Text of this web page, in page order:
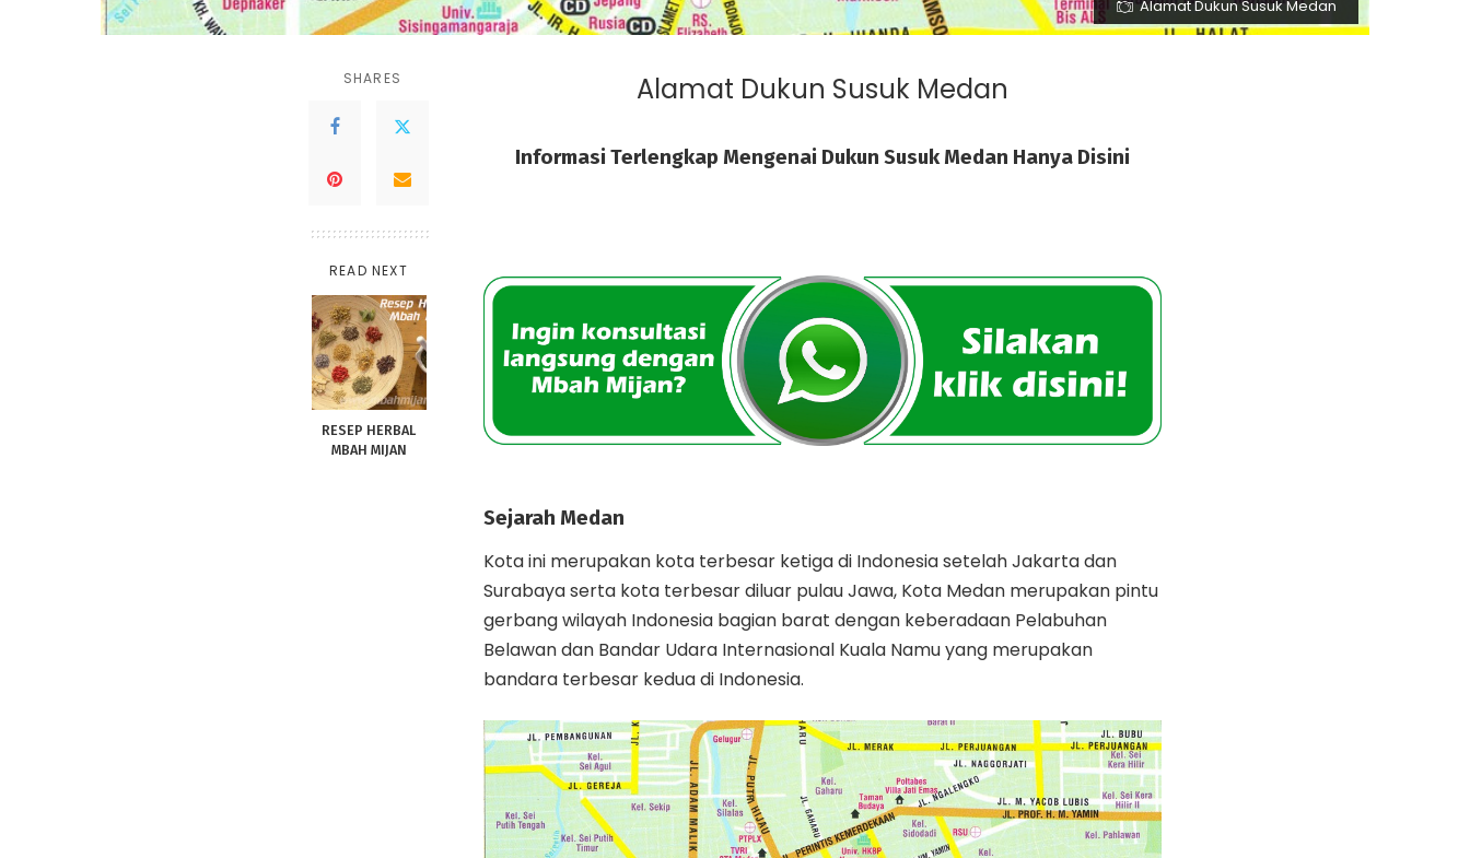
Alamat Dukun Susuk Medan
SHARES
READ NEXT
RESEP HERBAL
MBAH MIJAN
Alamat Dukun Susuk Medan
Informasi Terlengkap Mengenai Dukun Susuk Medan Hanya Disini
Sejarah Medan
Kota ini merupakan kota terbesar ketiga di Indonesia setelah Jakarta dan
Surabaya serta kota terbesar diluar pulau Jawa, Kota Medan merupakan pintu
gerbang wilayah Indonesia bagian barat dengan keberadaan Pelabuhan
Belawan dan Bandar Udara Internasional Kuala Namu yang merupakan
bandara terbesar kedua di Indonesia.